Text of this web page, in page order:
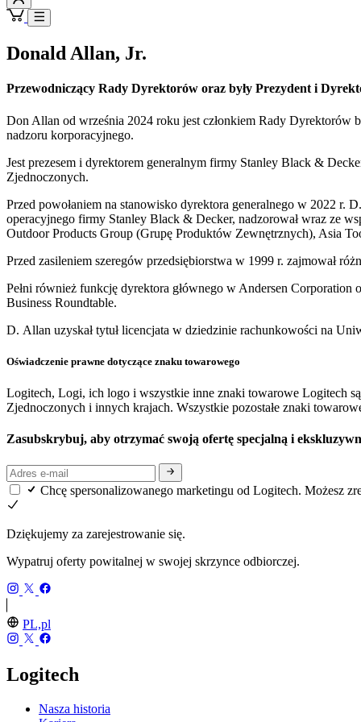
Donald Allan, Jr.
Przewodniczący Rady Dyrektorów oraz były Prezydent i
Don Allan od września 2024 roku jest członkiem Rady
nadzoru korporacyjnego.
Jest prezesem i dyrektorem generalnym firmy Stanley Black &
Zjednoczonych.
Przed powołaniem na stanowisko dyrektora generalnego w 2022 r.
operacyjnego firmy Stanley Black & Decker, nadzorował wraz ze
Outdoor Products Group (Grupę Produktów Zewnętrznych), Asia
Przed zasileniem szeregów przedsiębiorstwa w 1999 r. zajmował
Pełni również funkcję dyrektora głównego w Andersen
Business Roundtable.
D. Allan uzyskał tytuł licencjata w dziedzinie rachunkowości na
Oświadczenie prawne dotyczące znaku towarowego
Logitech, Logi, ich logo i wszystkie inne znaki towarowe Logitech
Zjednoczonych i innych krajach. Wszystkie pozostałe znaki
Zasubskrybuj, aby otrzymać swoją ofertę specjalną i
Chcę spersonalizowanego marketingu od Logitech. Możesz
Dziękujemy za zarejestrowanie się.
Wypatruj oferty powitalnej w swojej skrzynce odbiorczej.
PL,pl
Logitech
Nasza historia